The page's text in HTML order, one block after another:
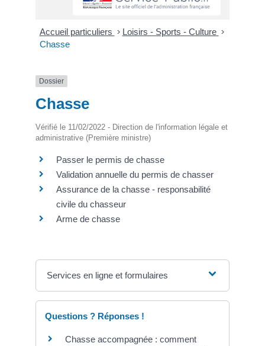
Accueil particuliers > Loisirs - Sports - Culture >
Chasse
Dossier
Chasse
Vérifié le 11/02/2022 - Direction de l'information légale et
administrative (Première ministre)
Passer le permis de chasse
Validation annuelle du permis de chasser
Assurance de la chasse - responsabilité
civile du chasseur
Arme de chasse
Services en ligne et formulaires
Questions ? Réponses !
Chasse accompagnée : comment